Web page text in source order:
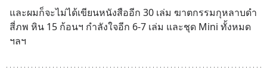
และผมก็จะไม่ได้เขียนหนังสืออีก 30 เล่ม ฆาตกรรมกุหลาบดำ
สี่ภพ หิน 15 ก้อนฯ กำลังใจอีก 6-7 เล่ม และชุด Mini ทั้งหมด
ฯลฯ